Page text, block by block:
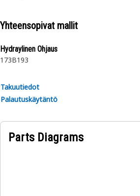
Yhteensopivat mallit
Hydraylinen Ohjaus
173B193
Takuutiedot
Palautuskäytäntö
Parts Diagrams